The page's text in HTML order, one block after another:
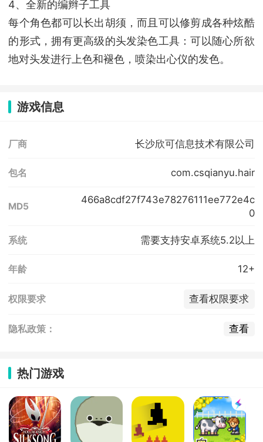
4、全新的编辫子工具
每个角色都可以长出胡须，而且可以修剪成各种炫酷
的形式，拥有更高级的头发染色工具：可以随心所欲
地对头发进行上色和褪色，喷染出心仪的发色。
游戏信息
厂商 长沙欣可信息技术有限公司
包名 com.csqianyu.hair
MD5
466a8cdf27f743e78276111ee772e4c
0
系统 需要支持安卓系统5.2以上
年龄 12+
权限要求 查看权限要求
隐私政策： 查看
热门游戏